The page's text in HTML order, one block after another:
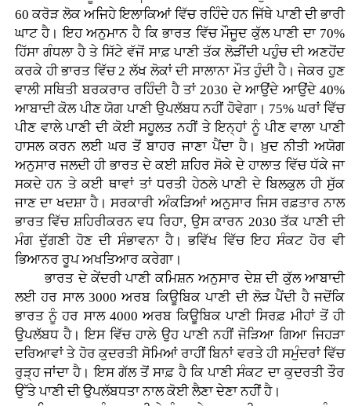
60 ਕਰੋੜ ਲੋਕ ਅਜਿਹੇ ਇਲਾਕਿਆਂ ਵਿੱਚ ਰਹਿੰਦੇ ਹਨ ਜਿੱਥੇ ਪਾਣੀ ਦੀ ਭਾਰੀ
ਘਾਟ ਹੈ। ਇਹ ਅਨੁਮਾਨ ਹੈ ਕਿ ਭਾਰਤ ਵਿੱਚ ਮੌਜੂਦ ਕੁੱਲ ਪਾਣੀ ਦਾ 70%
ਹਿੱਸਾ ਗੰਧਲਾ ਹੈ ਤੇ ਸਿੱਟੇ ਵੱਜੋਂ ਸਾਫ਼ ਪਾਣੀ ਤੱਕ ਲੋੜੀਂਦੀ ਪਹੁੰਚ ਦੀ ਅਣਹੋਂਦ
ਕਰਕੇ ਹੀ ਭਾਰਤ ਵਿੱਚ 2 ਲੱਖ ਲੋਕਾਂ ਦੀ ਸਾਲਾਨਾ ਮੌਤ ਹੁੰਦੀ ਹੈ। ਜੇਕਰ ਹੁਣ
ਵਾਲੀ ਸਥਿਤੀ ਬਰਕਰਾਰ ਰਹਿੰਦੀ ਹੈ ਤਾਂ 2030 ਦੇ ਆਉਂਦੇ ਆਉਂਦੇ 40%
ਆਬਾਦੀ ਕੋਲ ਪੀਣ ਯੋਗ ਪਾਣੀ ਉਪਲੱਬਧ ਨਹੀਂ ਹੋਵੇਗਾ। 75% ਘਰਾਂ ਵਿੱਚ
ਪੀਣ ਵਾਲੇ ਪਾਣੀ ਦੀ ਕੋਈ ਸਹੂਲਤ ਨਹੀਂ ਤੇ ਇਨ੍ਹਾਂ ਨੂੰ ਪੀਣ ਵਾਲਾ ਪਾਣੀ
ਹਾਸਲ ਕਰਨ ਲਈ ਘਰ ਤੋਂ ਬਾਹਰ ਜਾਣਾ ਪੈਂਦਾ ਹੈ। ਖ਼ੁਦ ਨੀਤੀ ਅਯੋਗ
ਅਨੁਸਾਰ ਜਲਦੀ ਹੀ ਭਾਰਤ ਦੇ ਕਈ ਸ਼ਹਿਰ ਸੋਕੇ ਦੇ ਹਾਲਾਤ ਵਿੱਚ ਧੱਕੇ ਜਾ
ਸਕਦੇ ਹਨ ਤੇ ਕਈ ਥਾਵਾਂ ਤਾਂ ਧਰਤੀ ਹੇਠਲੇ ਪਾਣੀ ਦੇ ਬਿਲਕੁਲ ਹੀ ਸੁੱਕ
ਜਾਣ ਦਾ ਖਦਸ਼ਾ ਹੈ। ਸਰਕਾਰੀ ਅੰਕੜਿਆਂ ਅਨੁਸਾਰ ਜਿਸ ਰਫ਼ਤਾਰ ਨਾਲ
ਭਾਰਤ ਵਿੱਚ ਸ਼ਹਿਰੀਕਰਨ ਵਧ ਰਿਹਾ, ਉਸ ਕਾਰਨ 2030 ਤੱਕ ਪਾਣੀ ਦੀ
ਮੰਗ ਦੁੱਗਣੀ ਹੋਣ ਦੀ ਸੰਭਾਵਨਾ ਹੈ। ਭਵਿੱਖ ਵਿੱਚ ਇਹ ਸੰਕਟ ਹੋਰ ਵੀ
ਭਿਆਨਰ ਰੂਪ ਅਖਤਿਆਰ ਕਰੇਗਾ।
ਭਾਰਤ ਦੇ ਕੇਂਦਰੀ ਪਾਣੀ ਕਮਿਸ਼ਨ ਅਨੁਸਾਰ ਦੇਸ਼ ਦੀ ਕੁੱਲ ਆਬਾਦੀ
ਲਈ ਹਰ ਸਾਲ 3000 ਅਰਬ ਕਿਊਬਿਕ ਪਾਣੀ ਦੀ ਲੋੜ ਪੈਂਦੀ ਹੈ ਜਦੋਂਕਿ
ਭਾਰਤ ਨੂੰ ਹਰ ਸਾਲ 4000 ਅਰਬ ਕਿਊਬਿਕ ਪਾਣੀ ਸਿਰਫ਼ ਮੀਹਾਂ ਤੋਂ ਹੀ
ਉਪਲੱਬਧ ਹੈ। ਇਸ ਵਿੱਚ ਹਾਲੇ ਉਹ ਪਾਣੀ ਨਹੀਂ ਜੋੜਿਆ ਗਿਆ ਜਿਹੜਾ
ਦਰਿਆਵਾਂ ਤੇ ਹੋਰ ਕੁਦਰਤੀ ਸੋਮਿਆਂ ਰਾਹੀਂ ਬਿਨਾਂ ਵਰਤੇ ਹੀ ਸਮੁੰਦਰਾਂ ਵਿੱਚ
ਰੁੜ੍ਹ ਜਾਂਦਾ ਹੈ। ਇਸ ਗੱਲ ਤੋਂ ਸਾਫ਼ ਹੈ ਕਿ ਪਾਣੀ ਸੰਕਟ ਦਾ ਕੁਦਰਤੀ ਤੌਰ
ਉੱਤੇ ਪਾਣੀ ਦੀ ਉਪਲੱਬਧਤਾ ਨਾਲ ਕੋਈ ਲੈਣਾ ਦੇਣਾ ਨਹੀਂ ਹੈ।